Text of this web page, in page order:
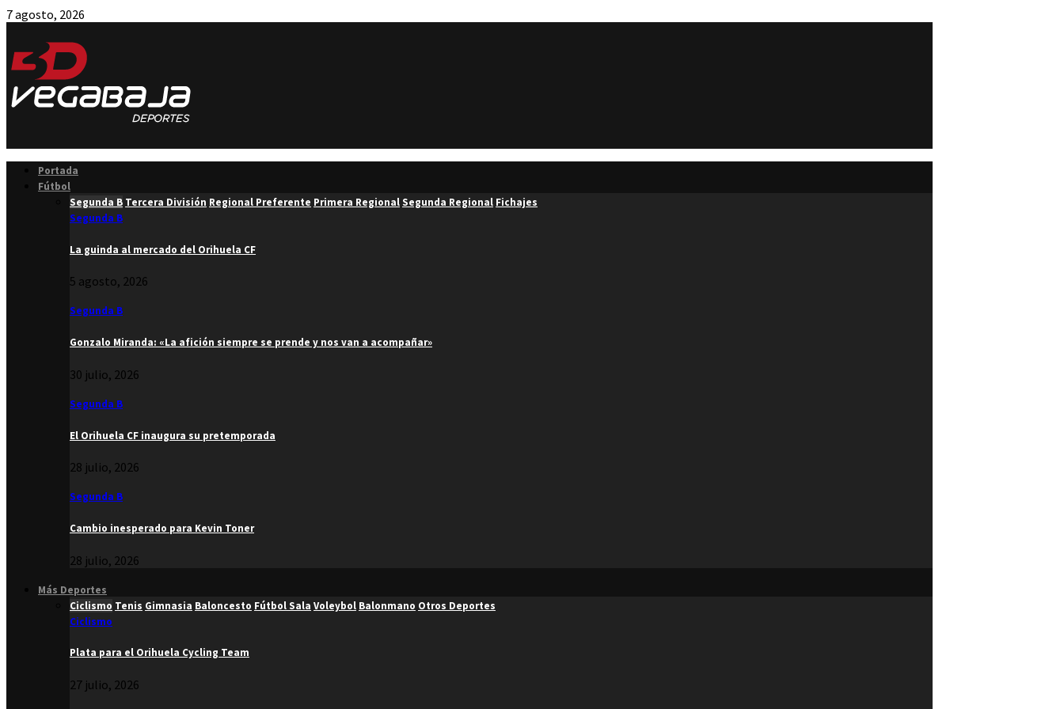
7 agosto, 2026
Portada
Fútbol
Segunda B Tercera División Regional Preferente Primera RegionalSegunda Regional Fichajes
Segunda B
La guinda al mercado del Orihuela CF
5 agosto, 2026
Segunda B
Gonzalo Miranda: «La afición siempre se prende y nos van a acompañar»
30 julio, 2026
Segunda B
El Orihuela CF inaugura su pretemporada
28 julio, 2026
Segunda B
Cambio inesperado para Kevin Toner
28 julio, 2026
Más Deportes
Ciclismo Tenis Gimnasia Baloncesto Fútbol Sala Voleybol Balonmano Otros Deportes
Ciclismo
Plata para el Orihuela Cycling Team
27 julio, 2026